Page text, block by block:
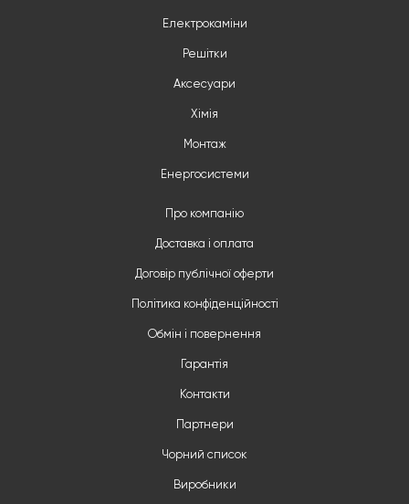
Електрокаміни
Решітки
Аксесуари
Хімія
Монтаж
Енергосистеми
Про компанію
Доставка і оплата
Договір публічної оферти
Політика конфіденційності
Обмін і повернення
Гарантія
Контакти
Партнери
Чорний список
Виробники